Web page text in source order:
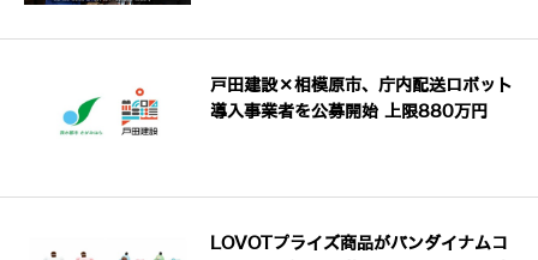
戸田建設×相模原市、庁内配送ロボット
導入事業者を公募開始 上限880万円
LOVOTプライズ商品がバンダイナムコ